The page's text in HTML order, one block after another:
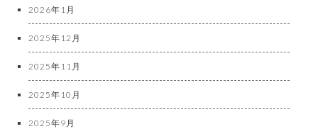
2026年1月
2025年12月
2025年11月
2025年10月
2025年9月